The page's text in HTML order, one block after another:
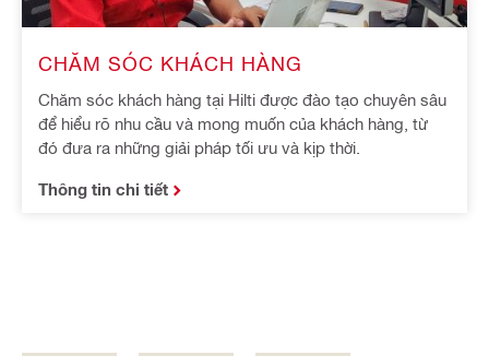
CHĂM SÓC KHÁCH HÀNG
Chăm sóc khách hàng tại Hilti được đào tạo chuyên sâu
để hiểu rõ nhu cầu và mong muốn của khách hàng, từ
đó đưa ra những giải pháp tối ưu và kịp thời.
Thông tin chi tiết